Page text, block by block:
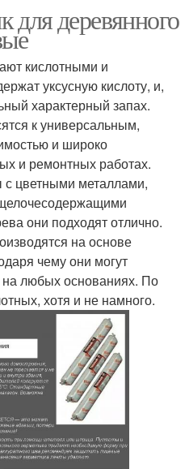
деревянного
кислотными и
уксусную кислоту, и,
характерный запах.
к универсальным,
и широко
и ремонтных работах.
цветными металлами,
они подходят отлично.
на основе
чему они могут
на любых основаниях. По
хотя и не намного.